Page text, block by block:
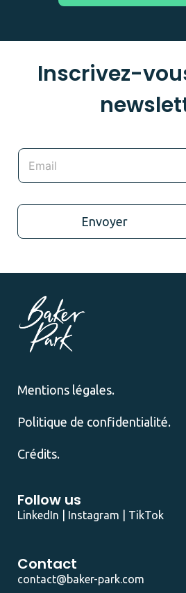
Inscrivez-
Envoyer
Mentions légales.
Politique de confidentialité.
Crédits.
Follow us
LinkedIn Instagram TikTok
Contact
contact@baker-park.com